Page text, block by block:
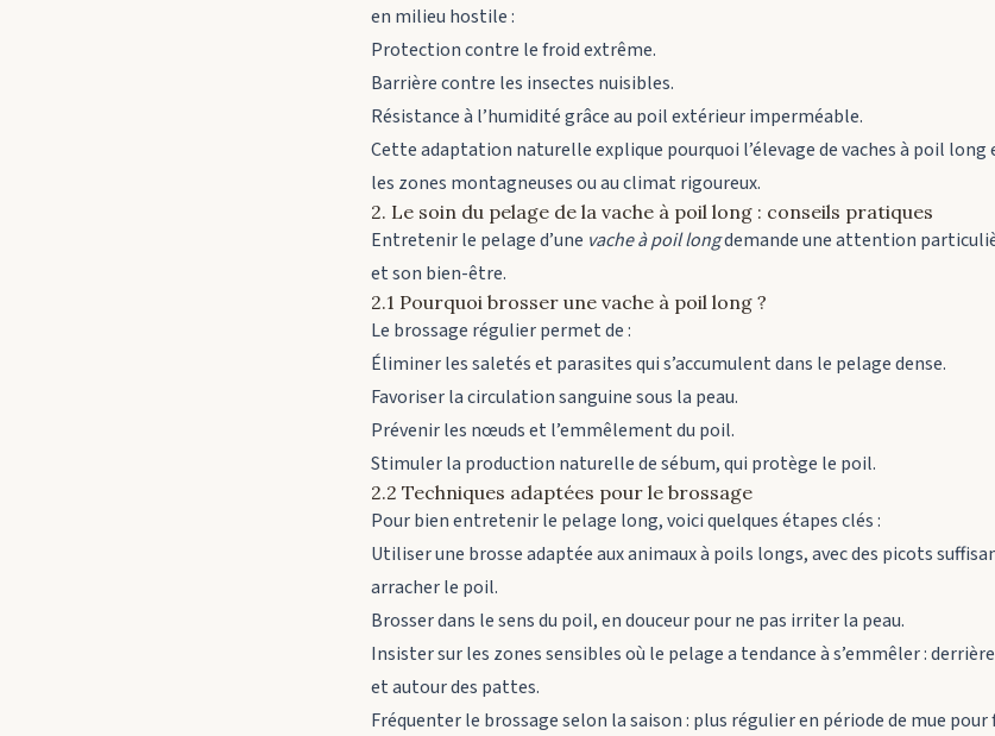
en milieu hostile :
Protection contre le froid extrême.
Barrière contre les insectes nuisibles.
Résistance à l’humidité grâce au poil extérieur imperméable.
Cette adaptation naturelle explique pourquoi l’élevage de vaches à poil
les zones montagneuses ou au climat rigoureux.
2. Le soin du pelage de la vache à poil long : conseils pratiques
Entretenir le pelage d’une vache à poil longdemande une attention
et son bien-être.
2.1 Pourquoi brosser une vache à poil long ?
Le brossage régulier permet de :
Éliminer les saletés et parasites qui s’accumulent dans le pelage dense.
Favoriser la circulation sanguine sous la peau.
Prévenir les nœuds et l’emmêlement du poil.
Stimuler la production naturelle de sébum, qui protège le poil.
2.2 Techniques adaptées pour le brossage
Pour bien entretenir le pelage long, voici quelques étapes clés :
Utiliser une brosse adaptée aux animaux à poils longs, avec des picots
arracher le poil.
Brosser dans le sens du poil, en douceur pour ne pas irriter la peau.
Insister sur les zones sensibles où le pelage a tendance à s’emmêler :
et autour des pattes.
Fréquenter le brossage selon la saison : plus régulier en période de mue